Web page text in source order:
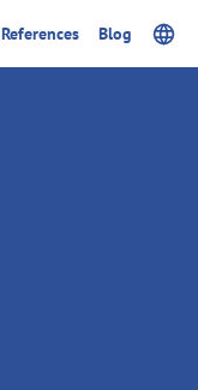
References Blog